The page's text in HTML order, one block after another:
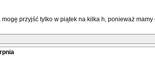
przyjść tylko w piątek na kilka h, ponieważ